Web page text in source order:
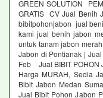
GREEN SOLUTION
GRATIS CV Jual Benih
bibitpohonjabon jual
kami jual benih jabon
untuk tanam jabon
Jabon di Pontianak |
Feb Jual BIBIT POHON
Harga MURAH, Sedia
Bibit Jabon Medan
Jual Bibit Pohon Jabon